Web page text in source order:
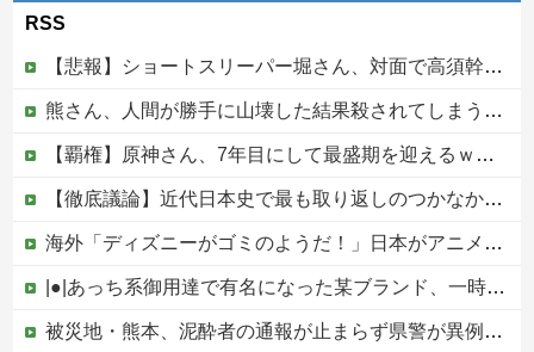
RSS
【悲報】ショートスリーパー堀さん、対面で高須幹弥にブチギレるｗｗｗｗ
熊さん、人間が勝手に山壊した結果殺されてしまう…これ半分虐殺だろ
【覇権】原神さん、7年目にして最盛期を迎えるｗｗｗｗｗｗｗｗｗｗ
【徹底議論】近代日本史で最も取り返しのつかなかった失敗って何？他
海外「ディズニーがゴミのようだ！」日本がアニメ化した米人気SF作品に絶賛の声が殺到中
|●|あっち系御用達で有名になった某ブランド、一時は飛ぶ鳥を落とす勢いだったが今期の業績は……
被災地・熊本、泥酔者の通報が止まらず県警が異例のお願い